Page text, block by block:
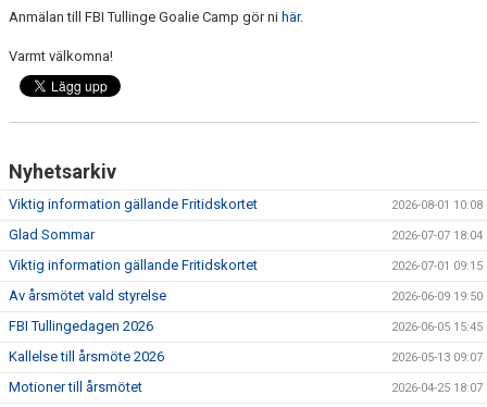
Anmälan till FBI Tullinge Goalie Camp gör ni här.
Varmt välkomna!
Nyhetsarkiv
Viktig information gällande Fritidskortet 2026-08-01 10:08
Glad Sommar 2026-07-07 18:04
Viktig information gällande Fritidskortet 2026-07-01 09:15
Av årsmötet vald styrelse 2026-06-09 19:50
FBI Tullingedagen 2026 2026-06-05 15:45
Kallelse till årsmöte 2026 2026-05-13 09:07
Motioner till årsmötet 2026-04-25 18:07